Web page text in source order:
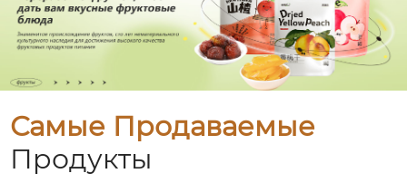
Самые Продаваемые
Продукты